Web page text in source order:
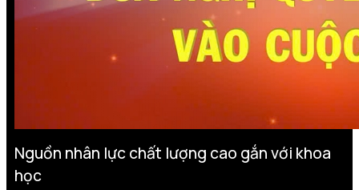
Nguồn nhân lực chất lượng cao gắn với khoa
học